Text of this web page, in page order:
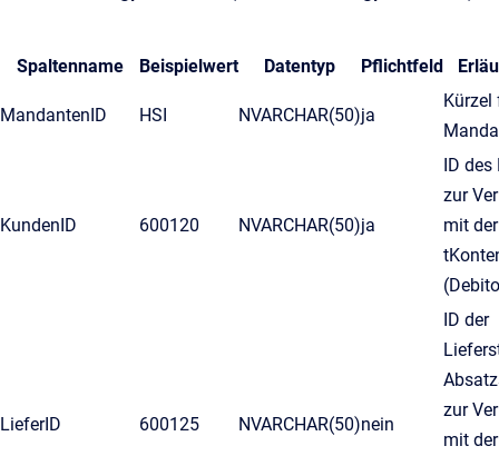
Spaltenname Beispielwert Datentyp Pflichtfeld
MandantenID HSI NVARCHAR(50)ja
Kürzel
KundenID 600120 NVARCHAR(50)ja
ID des
zur
mit
LieferID 600125 NVARCHAR(50)nein
ID der
zur
mit